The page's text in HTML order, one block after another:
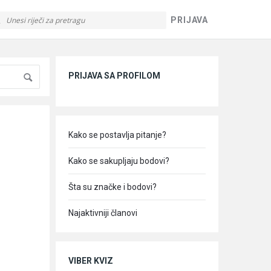
PRIJAVA
PRIJAVA SA PROFILOM
Kako se postavlja pitanje?
Kako se sakupljaju bodovi?
Šta su značke i bodovi?
Najaktivniji članovi
VIBER KVIZ